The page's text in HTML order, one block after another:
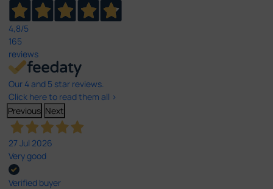
4,8/5
165
reviews
Our 4 and 5 star reviews.
Click here to read them all >
Previous Next
27 Jul 2026
Very good
Verified buyer